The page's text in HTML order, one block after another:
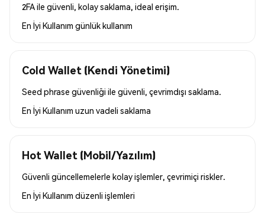
2FA ile güvenli, kolay saklama, ideal erişim.
En İyi Kullanım günlük kullanım
Cold Wallet (Kendi Yönetimi)
Seed phrase güvenliği ile güvenli, çevrimdışı saklama.
En İyi Kullanım uzun vadeli saklama
Hot Wallet (Mobil/Yazılım)
Güvenli güncellemelerle kolay işlemler, çevrimiçi riskler.
En İyi Kullanım düzenli işlemleri